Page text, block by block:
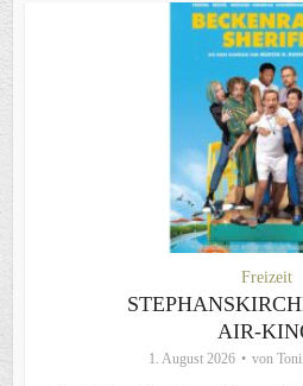
Freizeit
AIR-
1. August 2026 von